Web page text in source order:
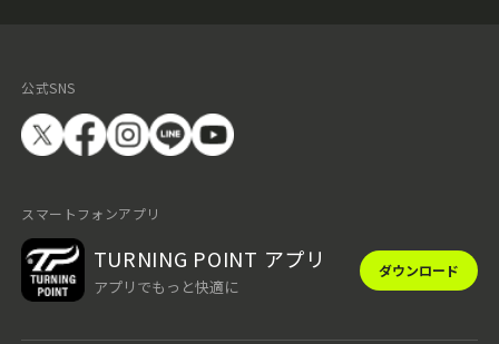
公式SNS
スマートフォンアプリ
TURNING POINT アプリ
アプリでもっと快適に
ダウンロード